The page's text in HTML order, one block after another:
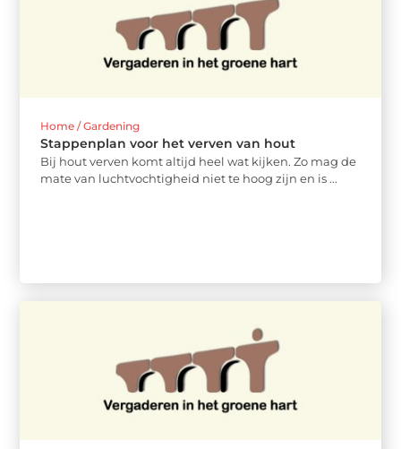
Home / Gardening
Stappenplan voor het verven van hout
Bij hout verven komt altijd heel wat kijken. Zo mag de
mate van luchtvochtigheid niet te hoog zijn en is ...